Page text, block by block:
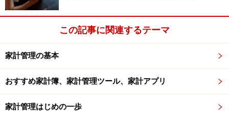
ルール3 貯蓄と併用できること
保険には加入しているれど、現預金での貯蓄は全くない
という方を時々お見かけします。貯蓄型の保険で貯めて
いるという場合でも、中途解約すると元本割れを起こす
商品も多く、いざという時の現預金での貯蓄がある事は
きるマネープランにしましょう。
この記事に関連するテーマ
家計管理の基本
おすすめ家計簿、家計管理ツール、家計アプリ
家計管理はじめの一歩